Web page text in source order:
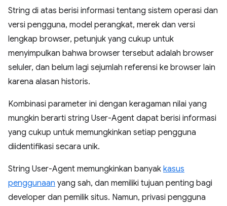
String di atas berisi informasi tentang sistem operasi dan
versi pengguna, model perangkat, merek dan versi
lengkap browser, petunjuk yang cukup untuk
menyimpulkan bahwa browser tersebut adalah browser
seluler, dan belum lagi sejumlah referensi ke browser lain
karena alasan historis.
Kombinasi parameter ini dengan keragaman nilai yang
mungkin berarti string User-Agent dapat berisi informasi
yang cukup untuk memungkinkan setiap pengguna
diidentifikasi secara unik.
String User-Agent memungkinkan banyak kasus
penggunaan yang sah, dan memiliki tujuan penting bagi
developer dan pemilik situs. Namun, privasi pengguna